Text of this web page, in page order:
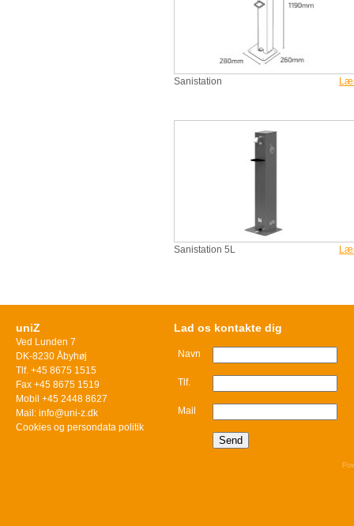
Sanistation
Sanistation 5L
uniZ
Ved Lunden 7
DK-8230 Åbyhøj
Tlf. +45 8675 1515
Fax +45 8675 1519
Mobil +45 2448 8627
Mail: info@uni-z.dk
Cookies og persondata politik
Lad os kontakte dig
Navn
Tlf.
Mail